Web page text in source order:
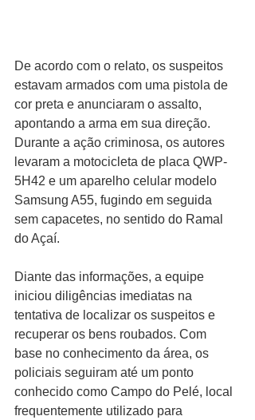
De acordo com o relato, os suspeitos
estavam armados com uma pistola de
cor preta e anunciaram o assalto,
apontando a arma em sua direção.
Durante a ação criminosa, os autores
levaram a motocicleta de placa QWP-
5H42 e um aparelho celular modelo
Samsung A55, fugindo em seguida
sem capacetes, no sentido do Ramal
do Açaí.
Diante das informações, a equipe
iniciou diligências imediatas na
tentativa de localizar os suspeitos e
recuperar os bens roubados. Com
base no conhecimento da área, os
policiais seguiram até um ponto
conhecido como Campo do Pelé, local
frequentemente utilizado para